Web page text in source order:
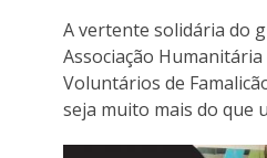
A vertente solidária do
Associação
Voluntários de
seja muito mais do que